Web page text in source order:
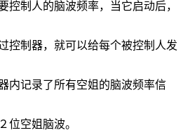
制人的脑波频率，当它启动后，
控制器，就可以给每个被控制人发
内记录了所有空姐的脑波频率信
位空姐脑波。